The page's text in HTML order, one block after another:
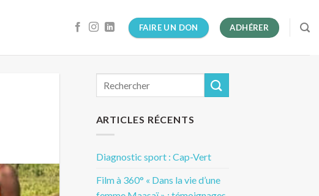
FAIRE UN DON ADHÉRER
ARTICLES RÉCENTS
Diagnostic sport : Cap-Vert
Film à 360° « Dans la vie d’une